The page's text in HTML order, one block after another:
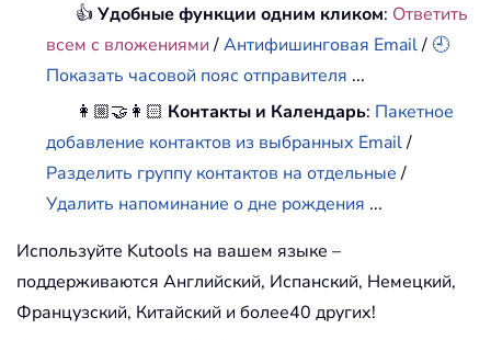
👍Удобные функции одним кликом: Ответить
всем с вложениями /Антифишинговая Email/ 🕘
Показать часовой пояс отправителя ...
👩🏼‍🤝‍👩🏻 Контакты и Календарь: Пакетное
добавление контактов из выбранных Email/
Разделить группу контактов на отдельные/
Удалить напоминание о дне рождения ...
Используйте Kutools на вашем языке –
поддерживаются Английский, Испанский, Немецкий,
Французский, Китайский и более40 других!